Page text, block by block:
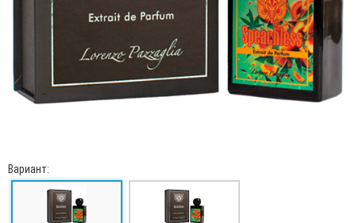
Вариант: